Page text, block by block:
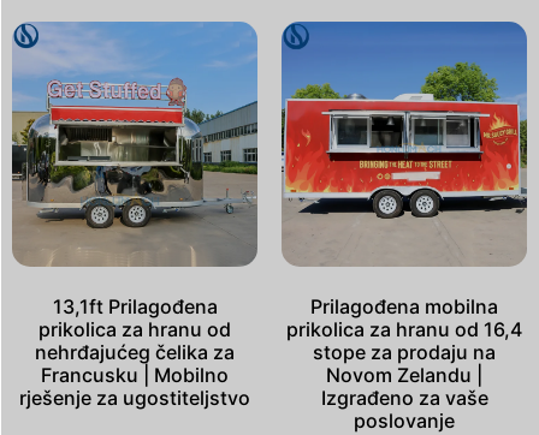
13,1ft Prilagođena
prikolica za hranu od
nehrđajućeg čelika za
Francusku | Mobilno
rješenje za ugostiteljstvo
Prilagođena mobilna
prikolica za hranu od 16,4
stope za prodaju na
Novom Zelandu |
Izgrađeno za vaše
poslovanje